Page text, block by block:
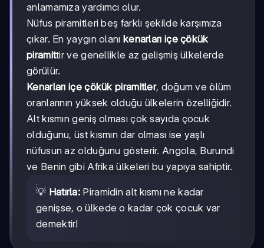
anlamamıza yardımcı olur.
Nüfus piramitleri beş farklı şekilde karşımıza
çıkar. En yaygın olanı kenarları içe çökük
piramittir ve genellikle az gelişmiş ülkelerde
görülür.
Kenarları içe çökük piramitler, doğum ve ölüm
oranlarının yüksek olduğu ülkelerin özelliğidir.
Alt kısmın geniş olması çok sayıda çocuk
olduğunu, üst kısmın dar olması ise yaşlı
nüfusun az olduğunu gösterir. Angola, Burundi
ve Benin gibi Afrika ülkeleri bu yapıya sahiptir.
💡 Hatırla: Piramidin alt kısmı ne kadar
genişse, o ülkede o kadar çok çocuk var
demektir!